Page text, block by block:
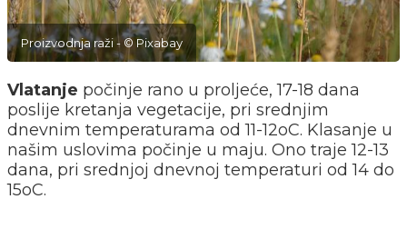
Proizvodnja raži - © Pixabay
Vlatanje počinje rano u proljeće, 17-18 dana
poslije kretanja vegetacije, pri srednjim
dnevnim temperaturama od 11-12oC. Klasanje u
našim uslovima počinje u maju. Ono traje 12-13
dana, pri srednjoj dnevnoj temperaturi od 14 do
15oC.